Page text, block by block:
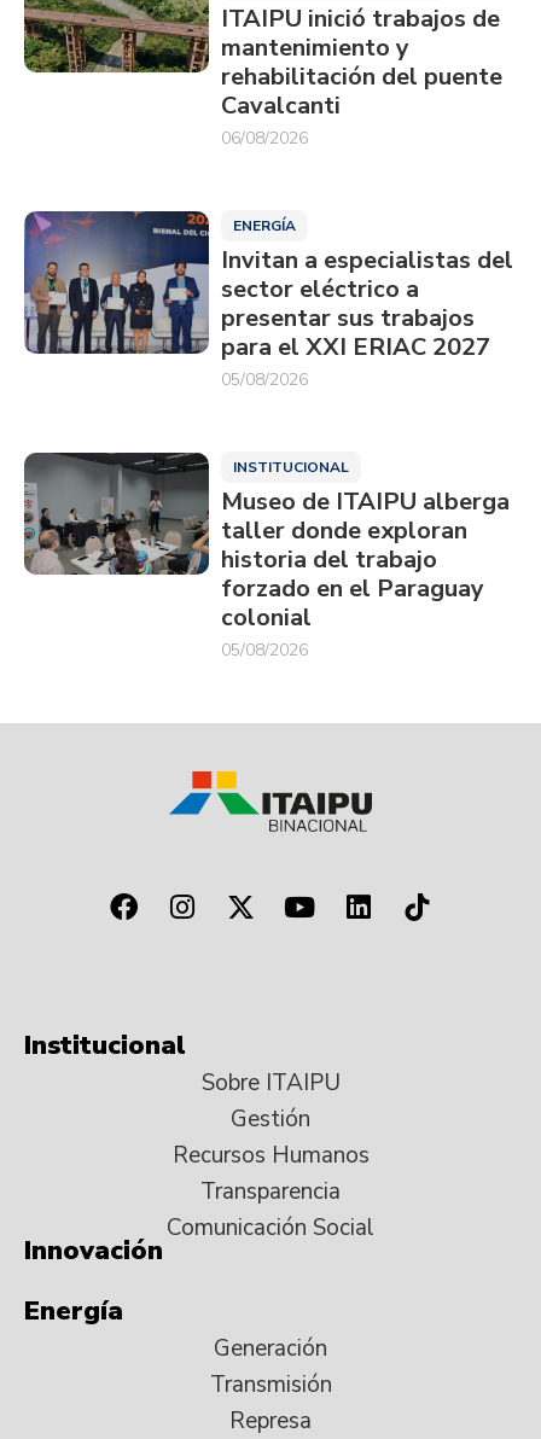
ITAIPU inició trabajos de
mantenimiento y
rehabilitación del puente
Cavalcanti
06/08/2026
ENERGÍA
Invitan a especialistas del
sector eléctrico a
presentar sus trabajos
para el XXI ERIAC 2027
05/08/2026
INSTITUCIONAL
Museo de ITAIPU alberga
taller donde exploran
historia del trabajo
forzado en el Paraguay
colonial
05/08/2026
Institucional
Sobre ITAIPU
Gestión
Recursos Humanos
Transparencia
Comunicación Social
Innovación
Energía
Generación
Transmisión
Represa